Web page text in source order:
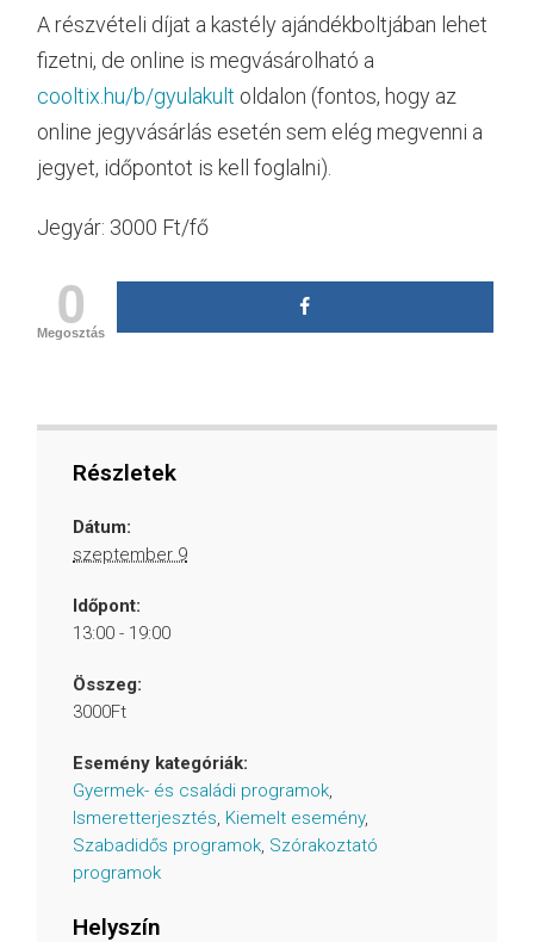
A részvételi díjat a kastély ajándékboltjában lehet
fizetni, de online is megvásárolható a
cooltix.hu/b/gyulakult oldalon (fontos, hogy az
online jegyvásárlás esetén sem elég megvenni a
jegyet, időpontot is kell foglalni).
Jegyár: 3000 Ft/fő
0
Megosztás
Részletek
Dátum:
szeptember 9
Időpont:
13:00 - 19:00
Összeg:
3000Ft
Esemény kategóriák:
Gyermek- és családi programok,
Ismeretterjesztés, Kiemelt esemény,
Szabadidős programok, Szórakoztató
programok
Helyszín